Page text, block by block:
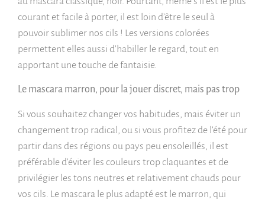
courant et facile à porter, il est loin d’être le seul à
pouvoir sublimer nos cils ! Les versions colorées
permettent elles aussi d’habiller le regard, tout en
apportant une touche de fantaisie.
Le mascara marron, pour la jouer discret, mais pas trop
Si vous souhaitez changer vos habitudes, mais éviter un
changement trop radical, ou si vous profitez de l’été pour
partir dans des régions ou pays peu ensoleillés, il est
préférable d’éviter les couleurs trop claquantes et de
privilégier les tons neutres et relativement chauds pour
vos cils. Le mascara le plus adapté est le marron, qui